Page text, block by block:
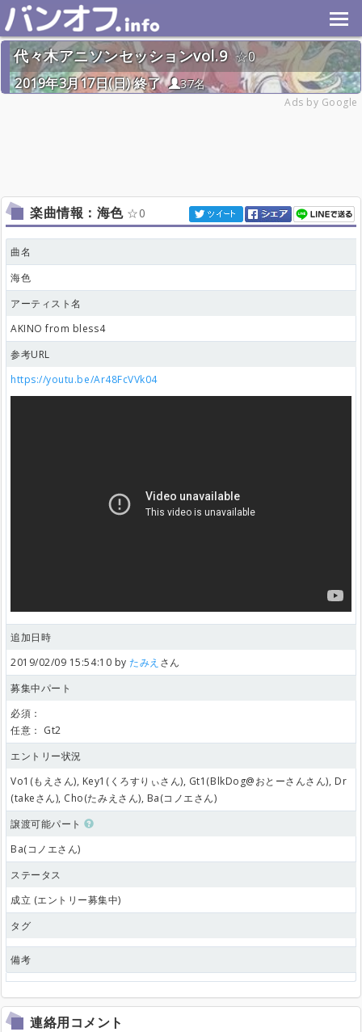
代々木アニソンセッションvol.9
0
2019年3月17日(日) 終了
37名
Ads by Google
楽曲情報：海色 0
曲名
海色
アーティスト名
AKINO from bless4
参考URL
https://youtu.be/Ar48FcVVk04
追加日時
2019/02/09 15:54:10 byたみえ さん
募集中パート
必須：
任意： Gt2
エントリー状況
Vo1(もえさん), Key1(くろすりぃさん), Gt1(BlkDog@おとーさんさん), Dr
(takeさん), Cho(たみえさん), Ba(コノエさん)
譲渡可能パート
Ba(コノエさん)
ステータス
成立 (エントリー募集中)
タグ
備考
連絡用コメント